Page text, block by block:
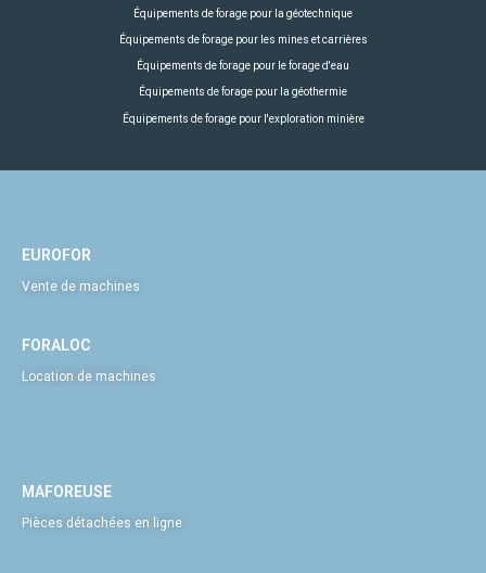
Équipements de forage pour la géotechnique
Équipements de forage pour les mines et carrières
Équipements de forage pour le forage d'eau
Équipements de forage pour la géothermie
Équipements de forage pour l'exploration minière
EUROFOR
Vente de machines
FORALOC
Location de machines
MAFOREUSE
Pièces détachées en ligne